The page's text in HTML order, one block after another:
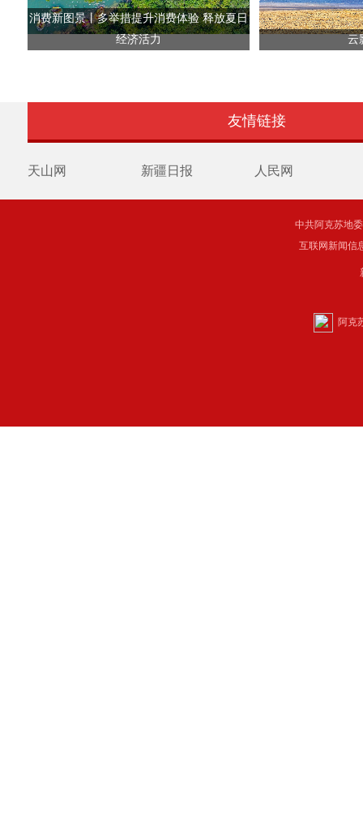
消费新图景丨多举措提升消费体验 释放夏日
经济活力
云
友情链接
天山网 新疆日报 人民网
中共阿克苏地
互联网新闻信
阿克